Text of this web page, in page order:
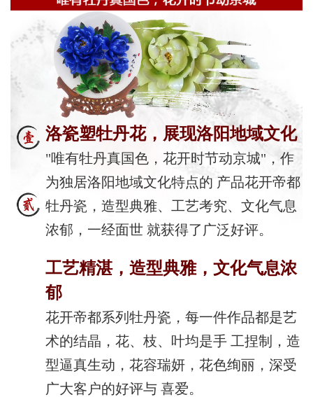
洛瓷塑牡丹花，展现洛阳地域文化
"唯有牡丹真国色，花开时节动京城"，作
为独居洛阳地域文化特点的 产品花开帝都
牡丹瓷，造型典雅、工艺考究、文化气息
浓郁，一经面世 就获得了广泛好评。
工艺精湛，造型典雅，文化气息浓
郁
花开帝都系列牡丹瓷，每一件作品都是艺
术的结晶，花、枝、叶均是手 工捏制，造
型逼真生动，花容瑞妍，花色绚丽，深受
广大客户的好评与 喜爱。